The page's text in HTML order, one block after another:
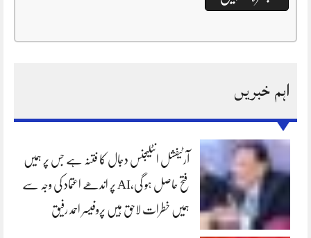
اہم خبریں
آرٹیفشل انٹلیجنس دجال کا فتنہ ہے جس پر ہمیں
فتح حاصل ہو گی،AI پر اندھے اعتماد کی وجہ سے
ہمیں خطرات لاحق ہیں پروفیسر احمد رفیق